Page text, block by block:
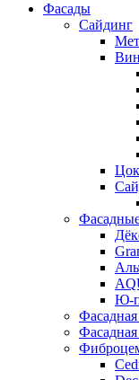
Фасады
Сайдинг
Ю-